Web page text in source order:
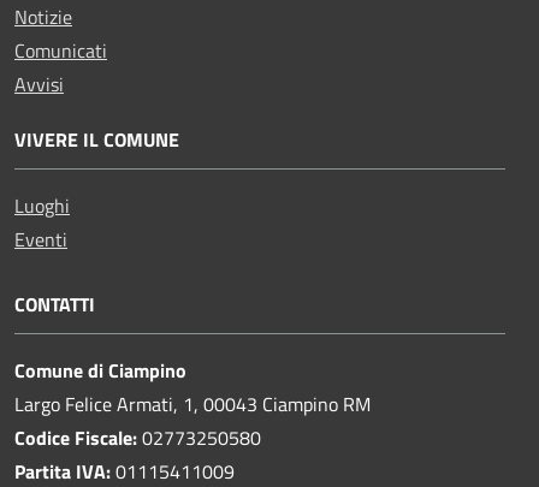
Notizie
Comunicati
Avvisi
VIVERE IL COMUNE
Luoghi
Eventi
CONTATTI
Comune di Ciampino
Largo Felice Armati, 1, 00043 Ciampino RM
Codice Fiscale:02773250580
Partita IVA:01115411009